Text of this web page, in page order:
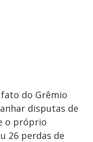
do Grêmio
disputas de
o próprio
26 perdas de